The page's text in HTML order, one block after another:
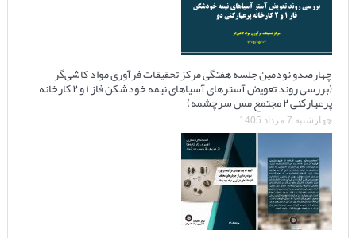
چهارصدو نودمین جلسه هفتگی مرکز تحقیقات فرآوری مواد کاشی‌گر
(بررسی روند تعویض آسترهای آسیاهای نیمه خودشکن فاز ۱ و ۲ کارخانه
پرعیارکنی ۲ مجتمع مس سرچشمه)
چهارشنبه 7 مرداد 1405